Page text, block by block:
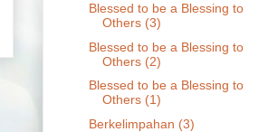
Blessed to be a Blessing to
Others (3)
Blessed to be a Blessing to
Others (2)
Blessed to be a Blessing to
Others (1)
Berkelimpahan (3)